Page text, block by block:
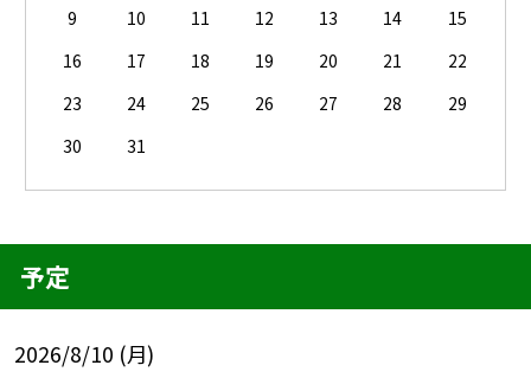
9
10 11 12 13 14
15
16
17 18 19 20 21
22
23
24 25 26 27 28
29
30
31
予定
2026/8/10 (月)